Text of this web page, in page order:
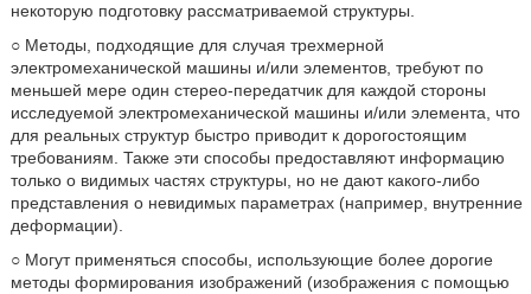
некоторую подготовку рассматриваемой структуры.
○ Методы, подходящие для случая трехмерной
электромеханической машины и/или элементов, требуют по
меньшей мере один стерео-передатчик для каждой стороны
исследуемой электромеханической машины и/или элемента, что
для реальных структур быстро приводит к дорогостоящим
требованиям. Также эти способы предоставляют информацию
только о видимых частях структуры, но не дают какого-либо
представления о невидимых параметрах (например, внутренние
деформации).
○ Могут применяться способы, использующие более дорогие
методы формирования изображений (изображения с помощью